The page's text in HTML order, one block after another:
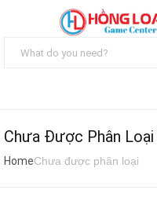
Chưa Được Phân Loại
HomeChưa được phân loại